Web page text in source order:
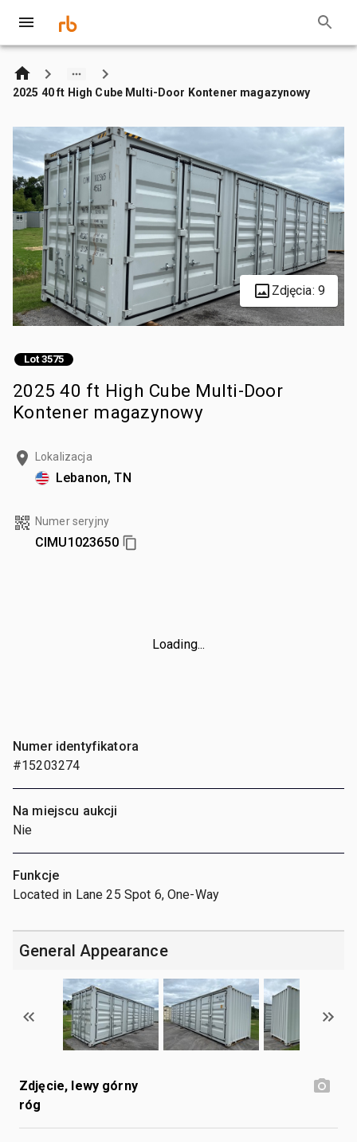
2025 40 ft High Cube Multi-Door Kontener magazynowy
Zdjęcia: 9
Lot 3575
2025 40 ft High Cube Multi-Door
Kontener magazynowy
Lokalizacja
Lebanon, TN
Numer seryjny
CIMU1023650
Loading...
Numer identyfikatora
#15203274
Na miejscu aukcji
Nie
Funkcje
Located in Lane 25 Spot 6, One-Way
General Appearance
Zdjęcie, lewy górny
róg